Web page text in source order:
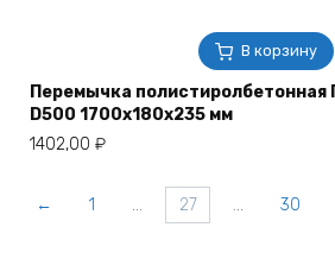
В корзину
Перемычка полистиролбетонная
D500 1700х180х235 мм
1402,00 ₽
← 1 … 27 … 30